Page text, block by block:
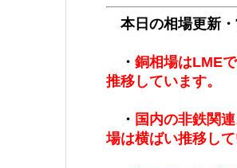
本日の相場更新
・ 銅相場はLME
推移しています。
・ 国内の非鉄関
場は横ばい推移して